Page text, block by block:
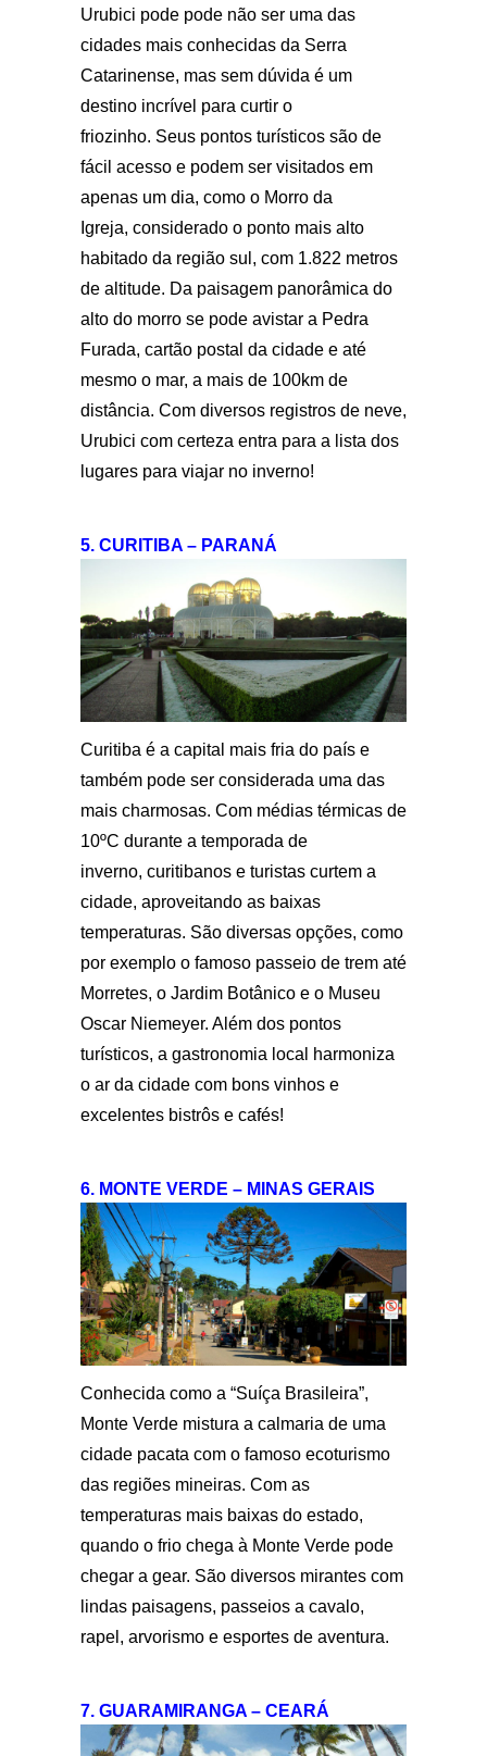
Urubici pode pode não ser uma das
cidades mais conhecidas da Serra
Catarinense, mas sem dúvida é um
destino incrível para curtir o
friozinho. Seus pontos turísticos são de
fácil acesso e podem ser visitados em
apenas um dia, como o Morro da
Igreja, considerado o ponto mais alto
habitado da região sul, com 1.822 metros
de altitude. Da paisagem panorâmica do
alto do morro se pode avistar a Pedra
Furada, cartão postal da cidade e até
mesmo o mar, a mais de 100km de
distância. Com diversos registros de neve,
Urubici com certeza entra para a lista dos
lugares para viajar no inverno!
5. CURITIBA – PARANÁ
Curitiba é a capital mais fria do país e
também pode ser considerada uma das
mais charmosas. Com médias térmicas de
10ºC durante a temporada de
inverno, curitibanos e turistas curtem a
cidade, aproveitando as baixas
temperaturas. São diversas opções, como
por exemplo o famoso passeio de trem até
Morretes, o Jardim Botânico e o Museu
Oscar Niemeyer. Além dos pontos
turísticos, a gastronomia local harmoniza
o ar da cidade com bons vinhos e
excelentes bistrôs e cafés!
6. MONTE VERDE – MINAS GERAIS
Conhecida como a “Suíça Brasileira”,
Monte Verde mistura a calmaria de uma
cidade pacata com o famoso ecoturismo
das regiões mineiras. Com as
temperaturas mais baixas do estado,
quando o frio chega à Monte Verde pode
chegar a gear. São diversos mirantes com
lindas paisagens, passeios a cavalo,
rapel, arvorismo e esportes de aventura.
7. GUARAMIRANGA – CEARÁ